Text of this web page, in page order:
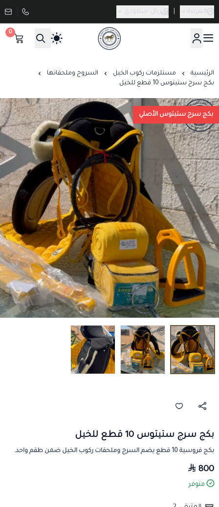
العربية ريال سعودي
صيدلية طموح الخيال البيطرية
0
الرئيسية مستلزمات ركوب الخيل
السروج وملحقاتها
بكج سرج ستيتوس 10 قطع للخيل
بكج سرج ستيتوس الأصلي
بكج سرج ستيتوس 10 قطع للخيل
بكج فروسية 10 قطع يضم السرج وملحقات ركوب الخيل ضمن طقم واحد.
800
متوفر